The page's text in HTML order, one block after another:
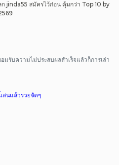
jinda55 สมัครไว้ก่อน คุ้มกว่า Top 10 by
รับความไม่ประสบผลสำเร็จแล้วก็การเล่า
ล่นแล้วรวยจัดๆ